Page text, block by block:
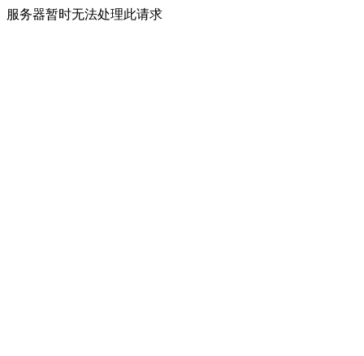
服务器暂时无法处理此请求